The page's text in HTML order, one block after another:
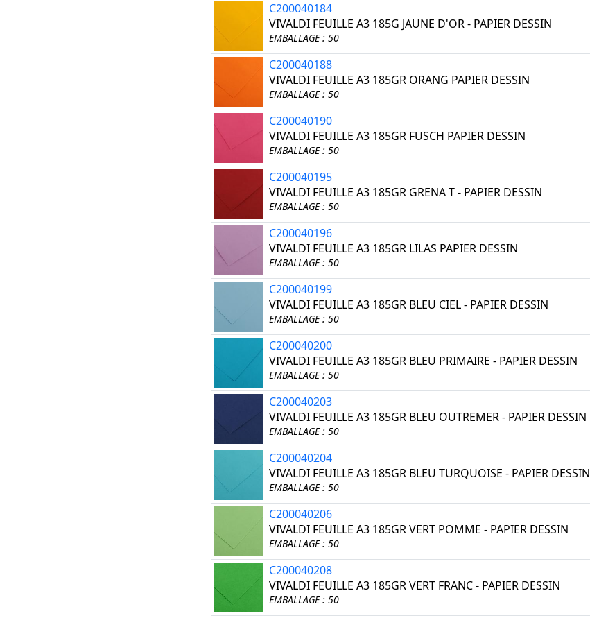
C200040184
VIVALDI FEUILLE A3 185G JAUNE D'OR - PAPIER DESSIN
EMBALLAGE : 50
C200040188
VIVALDI FEUILLE A3 185GR ORANG PAPIER DESSIN
EMBALLAGE : 50
C200040190
VIVALDI FEUILLE A3 185GR FUSCH PAPIER DESSIN
EMBALLAGE : 50
C200040195
VIVALDI FEUILLE A3 185GR GRENA T - PAPIER DESSIN
EMBALLAGE : 50
C200040196
VIVALDI FEUILLE A3 185GR LILAS PAPIER DESSIN
EMBALLAGE : 50
C200040199
VIVALDI FEUILLE A3 185GR BLEU CIEL - PAPIER DESSIN
EMBALLAGE : 50
C200040200
VIVALDI FEUILLE A3 185GR BLEU PRIMAIRE - PAPIER DESSIN
EMBALLAGE : 50
C200040203
VIVALDI FEUILLE A3 185GR BLEU OUTREMER - PAPIER DESSIN
EMBALLAGE : 50
C200040204
VIVALDI FEUILLE A3 185GR BLEU TURQUOISE - PAPIER DESSIN
EMBALLAGE : 50
C200040206
VIVALDI FEUILLE A3 185GR VERT POMME - PAPIER DESSIN
EMBALLAGE : 50
C200040208
VIVALDI FEUILLE A3 185GR VERT FRANC - PAPIER DESSIN
EMBALLAGE : 50